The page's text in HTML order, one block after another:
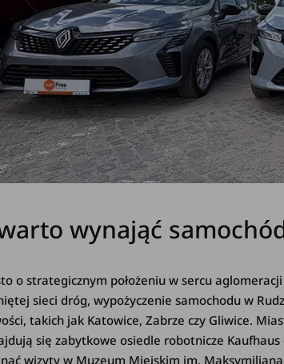
wynająć
o strategicznym położeniu w sercu
sieci dróg, wypożyczenie samochodu w
takich jak Katowice, Zabrze czy Gliwice.
się zabytkowe osiedle robotnicze
wizyty w Muzeum Miejskim im.